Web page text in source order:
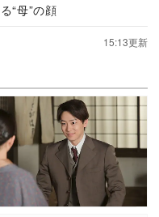
“母”の顔
15:13更新